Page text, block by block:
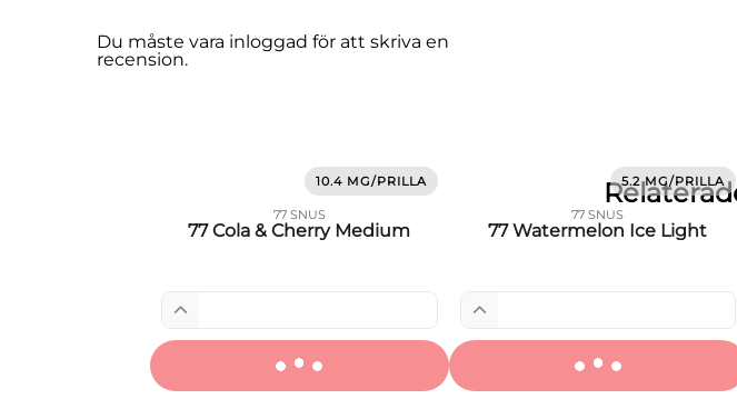
Du måste vara inloggad för att skriva en
recension.
10.4 MG/PRILLA
77 SNUS
77 Cola & Cherry Medium
5.2 MG/PRILLA
77 SNUS
77 Watermelon Ice Light